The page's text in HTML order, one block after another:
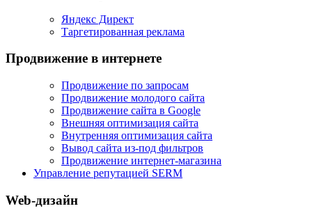
Яндекс Директ
Таргетированная реклама
Продвижение в интернете
Продвижение по запросам
Продвижение молодого сайта
Продвижение сайта в Google
Внешняя оптимизация сайта
Внутренняя оптимизация сайта
Вывод сайта из-под фильтров
Продвижение интернет-магазина
Управление репутацией SERM
Web-дизайн